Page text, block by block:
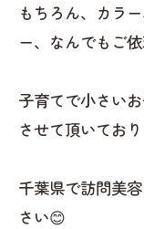
もちろん、カラ
ー、なんでもご依
子育てで小さい
させて頂いており
千葉県で訪問美
さい😊